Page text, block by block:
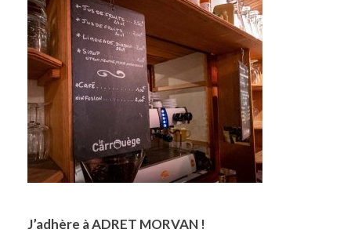
J’adhère à ADRET MORVAN !